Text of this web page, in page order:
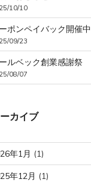
10/10
ポンペイバック開催中
09/23
ルベック創業感謝祭
08/07
カイブ
年1月 (1)
年12月 (1)